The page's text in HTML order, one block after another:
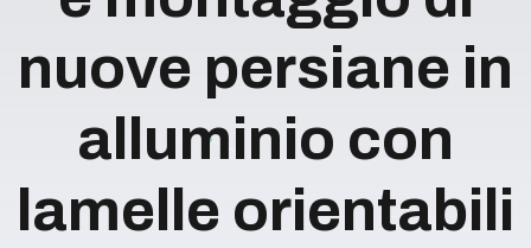
nuove persiane in
alluminio con
lamelle orientabili